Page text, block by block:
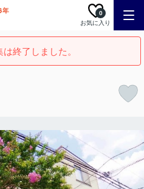
お気に入り
0
終了しました。